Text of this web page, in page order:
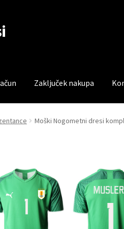
Zaključek nakupa
Trgovina Zaključek nakupa
Moški Nogometni dresi